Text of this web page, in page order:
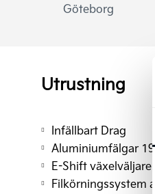
Göteborg
Utrustning
Infällbart Drag
Aluminiumfälgar
E-Shift växelväljare
Filkörningssystem